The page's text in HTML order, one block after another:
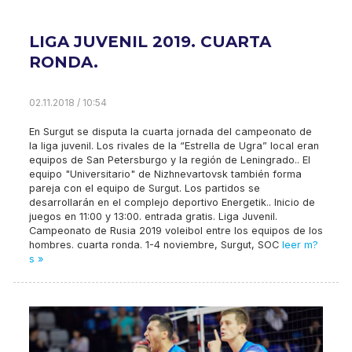
LIGA JUVENIL 2019. CUARTA
RONDA.
02.11.2018 / 10:54
En Surgut se disputa la cuarta jornada del campeonato de
la liga juvenil. Los rivales de la “Estrella de Ugra” local eran
equipos de San Petersburgo y la región de Leningrado.. El
equipo "Universitario" de Nizhnevartovsk también forma
pareja con el equipo de Surgut. Los partidos se
desarrollarán en el complejo deportivo Energetik.. Inicio de
juegos en 11:00 y 13:00. entrada gratis. Liga Juvenil.
Campeonato de Rusia 2019 voleibol entre los equipos de los
hombres. cuarta ronda. 1-4 noviembre, Surgut, SOC leer m?
s »